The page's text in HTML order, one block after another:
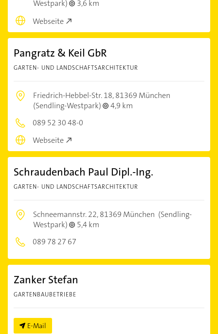
Westpark)
3,6 km
Webseite
Pangratz & Keil GbR
GARTEN- UND LANDSCHAFTSARCHITEKTUR
Friedrich-Hebbel-Str. 18,81369 München
(Sendling-Westpark)
4,9 km
089 52 30 48-0
Webseite
Schraudenbach Paul Dipl.-Ing.
GARTEN- UND LANDSCHAFTSARCHITEKTUR
Schneemannstr. 22,81369 München (Sendling-
Westpark)
5,4 km
089 78 27 67
Zanker Stefan
GARTENBAUBETRIEBE
E-Mail